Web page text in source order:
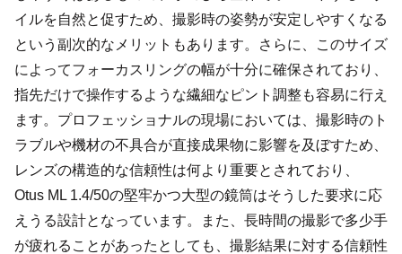
イルを自然と促すため、撮影時の姿勢が安定しやすくなる
という副次的なメリットもあります。さらに、このサイズ
によってフォーカスリングの幅が十分に確保されており、
指先だけで操作するような繊細なピント調整も容易に行え
ます。プロフェッショナルの現場においては、撮影時のト
ラブルや機材の不具合が直接成果物に影響を及ぼすため、
レンズの構造的な信頼性は何より重要とされており、
Otus ML 1.4/50の堅牢かつ大型の鏡筒はそうした要求に応
えうる設計となっています。また、長時間の撮影で多少手
が疲れることがあったとしても、撮影結果に対する信頼性